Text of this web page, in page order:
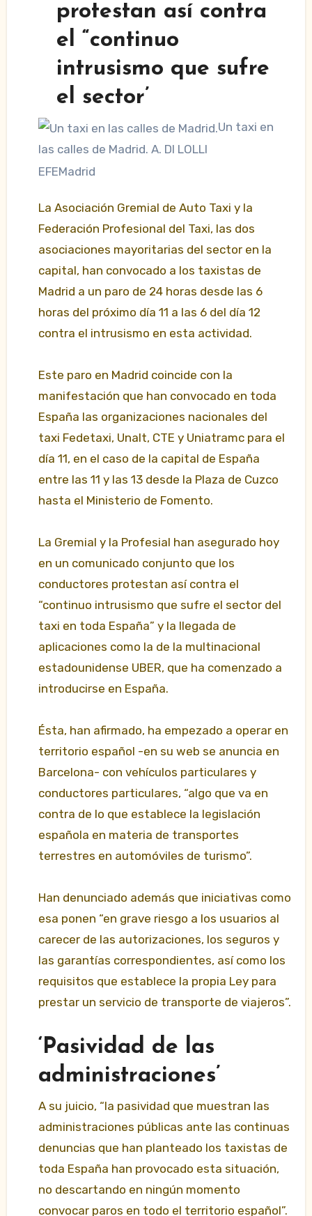
protestan así contra
el “continuo
intrusismo que sufre
el sector’
Un taxi en
las calles de Madrid. A. DI LOLLI
EFEMadrid
La Asociación Gremial de Auto Taxi y la
Federación Profesional del Taxi, las dos
asociaciones mayoritarias del sector en la
capital, han convocado a los taxistas de
Madrid a un paro de 24 horas desde las 6
horas del próximo día 11 a las 6 del día 12
contra el intrusismo en esta actividad.
Este paro en Madrid coincide con la
manifestación que han convocado en toda
España las organizaciones nacionales del
taxi Fedetaxi, Unalt, CTE y Uniatramc para el
día 11, en el caso de la capital de España
entre las 11 y las 13 desde la Plaza de Cuzco
hasta el Ministerio de Fomento.
La Gremial y la Profesial han asegurado hoy
en un comunicado conjunto que los
conductores protestan así contra el
“continuo intrusismo que sufre el sector del
taxi en toda España” y la llegada de
aplicaciones como la de la multinacional
estadounidense UBER, que ha comenzado a
introducirse en España.
Ésta, han afirmado, ha empezado a operar en
territorio español -en su web se anuncia en
Barcelona- con vehículos particulares y
conductores particulares, “algo que va en
contra de lo que establece la legislación
española en materia de transportes
terrestres en automóviles de turismo”.
Han denunciado además que iniciativas como
esa ponen “en grave riesgo a los usuarios al
carecer de las autorizaciones, los seguros y
las garantías correspondientes, así como los
requisitos que establece la propia Ley para
prestar un servicio de transporte de viajeros”.
‘Pasividad de las
administraciones’
A su juicio, “la pasividad que muestran las
administraciones públicas ante las continuas
denuncias que han planteado los taxistas de
toda España han provocado esta situación,
no descartando en ningún momento
convocar paros en todo el territorio español”.